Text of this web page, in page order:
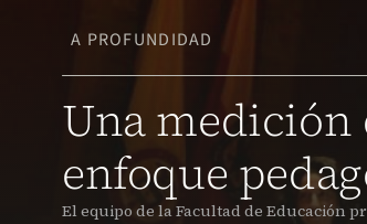
A PROFUNDIDAD
Una medición
enfoque
El equipo de la Facultad de Educación